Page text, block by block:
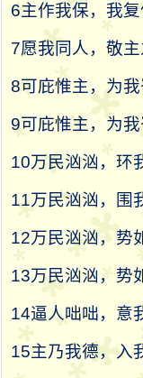
6主作我保，我
7愿我同人，敬
8可庇惟主，为
9可庇惟主，为
10万民汹汹，环
11万民汹汹，围
12万民汹汹，势
13万民汹汹，势
14逼人咄咄，意
15主乃我德，入